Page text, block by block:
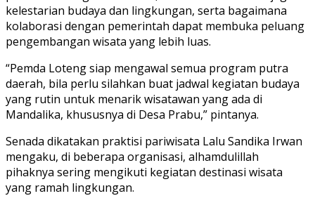
kelestarian budaya dan lingkungan, serta bagaimana
kolaborasi dengan pemerintah dapat membuka peluang
pengembangan wisata yang lebih luas.
“Pemda Loteng siap mengawal semua program putra
daerah, bila perlu silahkan buat jadwal kegiatan budaya
yang rutin untuk menarik wisatawan yang ada di
Mandalika, khususnya di Desa Prabu,” pintanya.
Senada dikatakan praktisi pariwisata Lalu Sandika Irwan
mengaku, di beberapa organisasi, alhamdulillah
pihaknya sering mengikuti kegiatan destinasi wisata
yang ramah lingkungan.